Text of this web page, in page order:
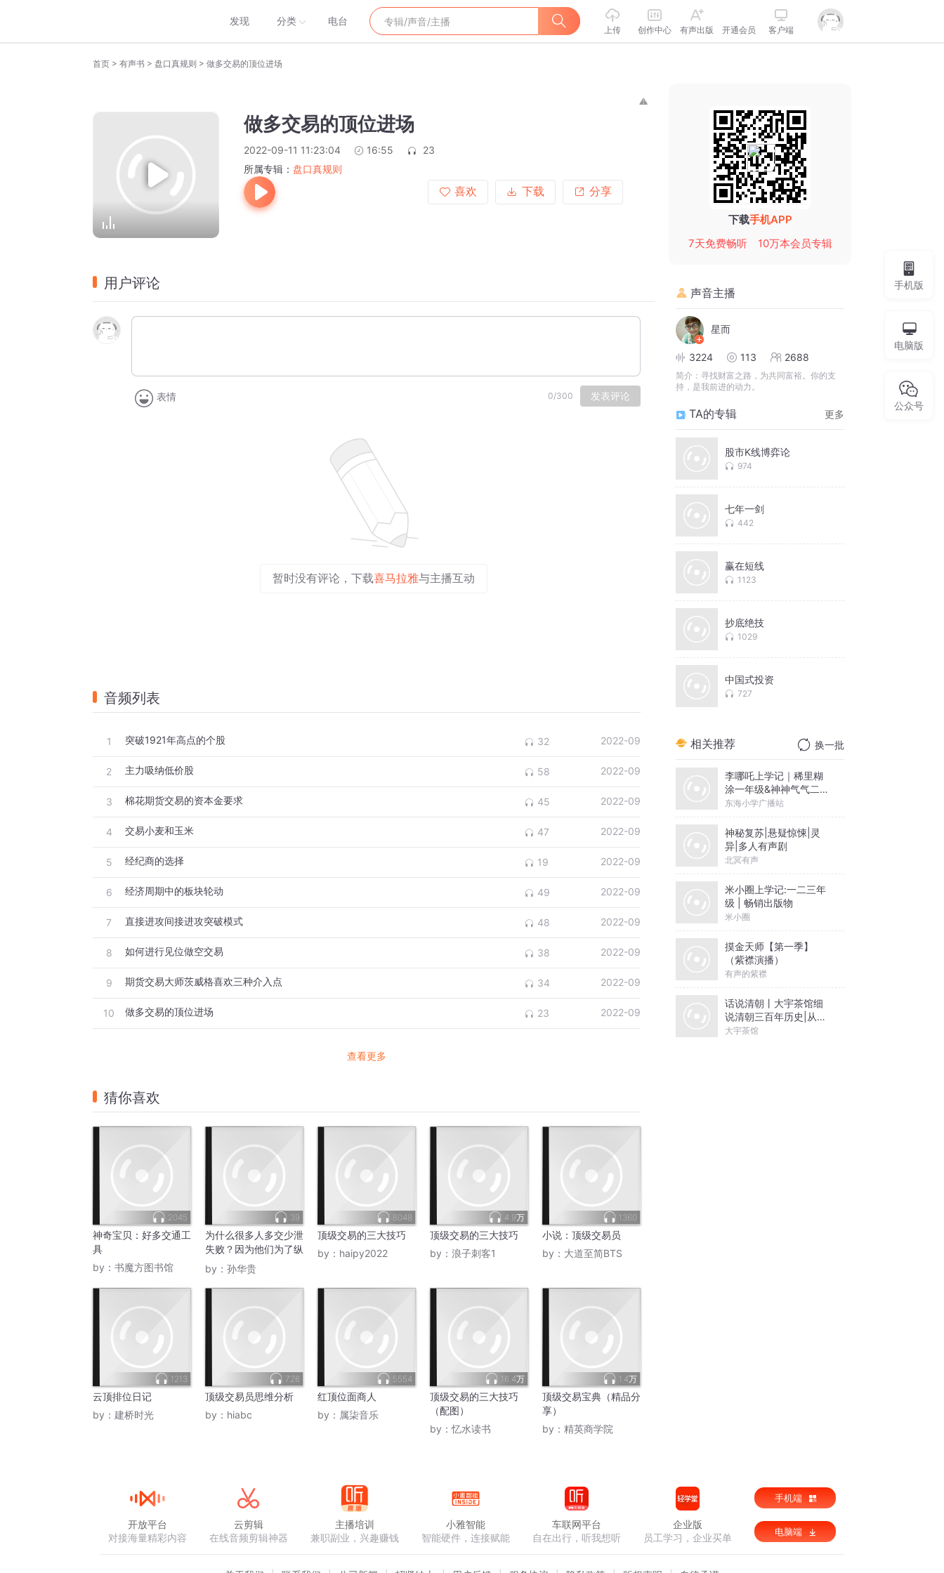
发现 分类 电台
上传 创作中心 有声出版 开通会员 客户端
首页 > 有声书 > 盘口真规则 > 做多交易的顶位进场
做多交易的顶位进场
2022-09-11 11:23:04 16:55
23
所属专辑： 盘口真规则
喜欢
下载 分享
用户评论
表情 0/300 发表评论
暂时没有评论，下载喜马拉雅与主播互动
音频列表
1 突破1921年高点的个股 32 2022-09
2 主力吸纳低价股 58 2022-09
3 棉花期货交易的资本金要求 45 2022-09
4 交易小麦和玉米 47 2022-09
5 经纪商的选择 19 2022-09
6 经济周期中的板块轮动 49 2022-09
7 直接进攻间接进攻突破模式 48 2022-09
8 如何进行见位做空交易 38 2022-09
9 期货交易大师茨威格喜欢三种介入点 34 2022-09
10 做多交易的顶位进场 23 2022-09
查看更多
猜你喜欢
2045
神奇宝贝：好多交通工
具
by： 书魔方图书馆
39
为什么很多人多交少泄
失败？因为他们为了纵
欲
by： 孙华贵
8048
顶级交易的三大技巧
by： haipy2022
4.9万
顶级交易的三大技巧
by： 浪子刺客1
1360
小说：顶级交易员
by： 大道至简BTS
1213
云顶排位日记
by： 建桥时光
726
顶级交易员思维分析
by： hiabc
5554
红顶位面商人
by： 属柒音乐
16.4万
顶级交易的三大技巧
（配图）
by：忆水读书
1.4万
顶级交易宝典（精品分
享）
by： 精英商学院
下载手机APP
7天免费畅听
10万本会员专辑
声音主播
星而
3224 113 2688
简介： 寻找财富之路，为共同富裕。你的支
持，是我前进的动力。
TA的专辑 更多
股市K线博弈论
974
七年一剑
442
赢在短线
1123
抄底绝技
1029
中国式投资
727
相关推荐 换一批
李哪吒上学记｜稀里糊
涂一年级&神神气气二年
级
东海小学广播站
神秘复苏|悬疑惊悚|灵
异|多人有声剧
北冥有声
米小圈上学记:一二三年
级 | 畅销出版物
米小圈
摸金天师【第一季】
（紫襟演播）
有声的紫襟
话说清朝丨大宇茶馆细
说清朝三百年历史|从努
尔哈赤到末代皇帝溥仪|
大宇茶馆
手机版
电脑版
公众号
开放平台
对接海量精彩内容
云剪辑
在线音频剪辑神器
主播培训
兼职副业，兴趣赚钱
小雅智能
智能硬件，连接赋能
车联网平台
自在出行，听我想听
企业版
员工学习，企业买单
手机端
电脑端